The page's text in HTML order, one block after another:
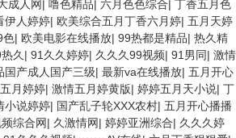
成人网| 噜色精品| 六月色色综合| 丁香五月色
伊人婷婷| 欧美综合五月丁香六月婷| 五月天婷
色| 欧美电影在线播放| 99热都是精品| 热久精
久 | 91久久婷婷| 久久久99视频| 91男同| 激情
国产成人国产三级| 最新va在线播放| 五月开心
月婷婷| 激情五月婷黄版| 婷婷五月天小说| 丁
小说婷婷| 国产乱子轮XXX农村| 五月开心播播
综合网| 久激情网| 婷婷亚洲综合| 久久久婷